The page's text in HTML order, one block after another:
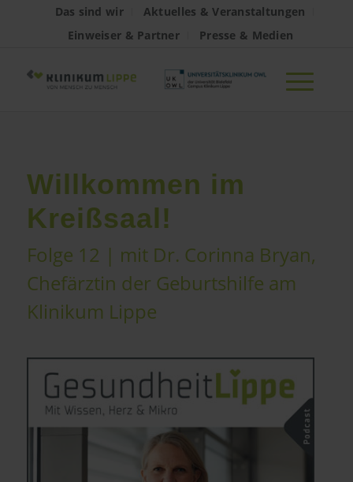
Das sind wir
Aktuelles & Veranstaltungen
Einweiser & Partner
Presse & Medien
Willkommen im
Kreißsaal!
Folge 12 | mit Dr. Corinna Bryan,
Chefärztin der Geburtshilfe am
Klinikum Lippe